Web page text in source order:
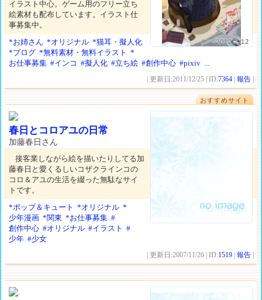
2012.2.12
イラスト中心。ゲーム用のフリー立ち
絵素材も配布しています。イラスト仕
事募集中。
*お姉さん *オリジナル *猫耳・擬人化
*ブログ *無料素材・無料イラスト
*
お仕事募集 #インコ #擬人化 #立ち絵 #創作中心 #pixiv ...
| 更新日:2011/12/25 | ID:7364 |報告
おすすめサイト
春日とコロアユの日常
加藤春日さん
接客業しながら絵を描いたりしてる加
藤春日と愛くるしいコザクラインコの
コロ＆アユの生活を綴った無駄なサイ
トです。
*ポップ＆キュート
*オリジナル *
少年漫画 *関東 *お仕事募集 #
創作中心 #オリジナル #イラスト
#
少年 #少女
| 更新日:2007/11/26 | ID:1519 |報告